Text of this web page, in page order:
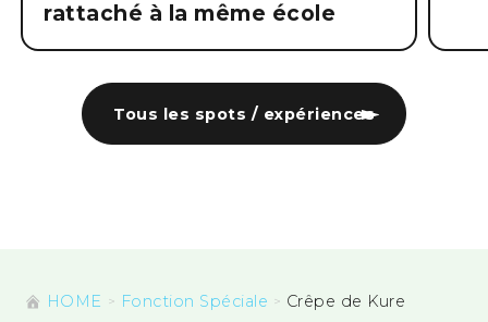
Tous les spots / expériences
rattaché à la même école
HOME Fonction Spéciale Crêpe de Kure